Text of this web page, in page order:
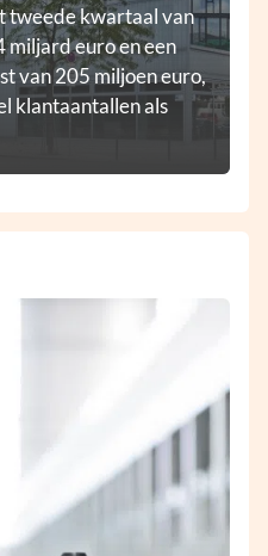
tweede kwartaal van
miljard euro en een
van 205 miljoen euro,
klantaantallen als